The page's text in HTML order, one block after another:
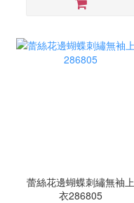
蕾絲花邊蝴蝶刺繡無袖上
衣286805